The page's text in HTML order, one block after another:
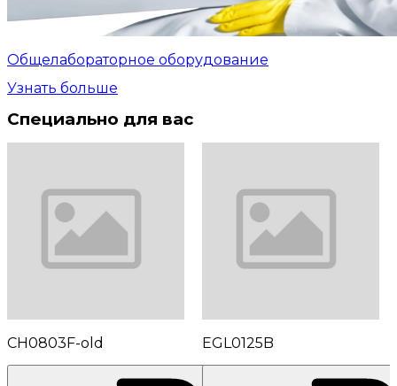
Общелабораторное оборудование
Узнать больше
Специально для вас
CH0803F-old EGL0125B